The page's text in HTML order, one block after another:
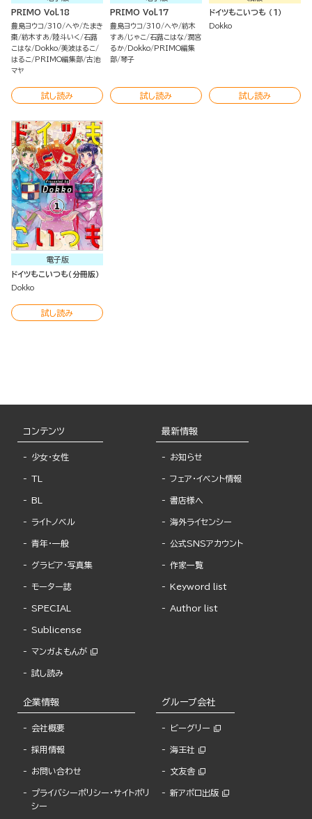
PRIMO Vol.18
豊島ヨウコ 310 へや たまき
棗 紡木すあ 陸斗いく 石蕗
こはな
Dokko 美波はるこ
はるこ
PRIMO編集部 古池
マヤ
試し読み
PRIMO Vol.17
豊島ヨウコ 310 へや 紡木
すあ
じゃこ 石蕗こはな 潤宮
るか
Dokko
PRIMO編集
部 琴子
試し読み
ドイツもこいつも （1）
Dokko
試し読み
電子版
ドイツもこいつも（分冊版）
Dokko
試し読み
コンテンツ
少女・女性
TL
BL
ライトノベル
青年・一般
グラビア・写真集
モーター誌
SPECIAL
Sublicense
マンガよもんが
試し読み
最新情報
お知らせ
フェア・イベント情報
書店様へ
海外ライセンシー
公式SNSアカウント
作家一覧
Keyword list
Author list
企業情報
会社概要
採用情報
お問い合わせ
プライバシーポリシー・サイトポリ
シー
グループ会社
ビーグリー
海王社
文友舎
新アポロ出版